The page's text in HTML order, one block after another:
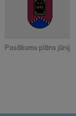
Pasākumu plāns jūnijā